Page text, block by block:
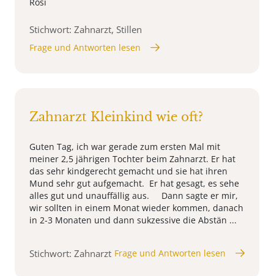
Stichwort: Zahnarzt, Stillen
Frage und Antworten lesen
Zahnarzt Kleinkind wie oft?
Guten Tag, ich war gerade zum ersten Mal mit
meiner 2,5 jährigen Tochter beim Zahnarzt. Er hat
das sehr kindgerecht gemacht und sie hat ihren
Mund sehr gut aufgemacht. Er hat gesagt, es sehe
alles gut und unauffällig aus. Dann sagte er mir,
wir sollten in einem Monat wieder kommen, danach
in 2-3 Monaten und dann sukzessive die Abstän ...
Stichwort: Zahnarzt Frage und Antworten lesen